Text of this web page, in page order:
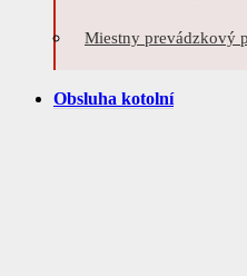
Miestny prevádzkový
Obsluha kotolní